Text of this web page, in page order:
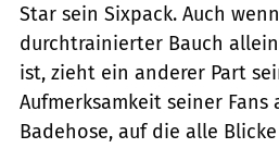
Star sein Sixpack. Auch
durchtrainierter Bauch
ist, zieht ein anderer Part
Aufmerksamkeit seiner Fans
Badehose, auf die alle